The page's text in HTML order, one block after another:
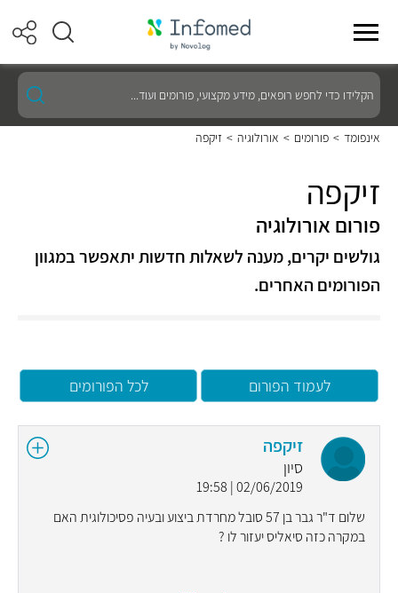
הקלידו
כדי
לחפש
רופאים,
מידע
ועוד...
אינפומד > פורומים > אורולוגיה > זיקפה
זיקפה
פורום אורולוגיה
גולשים יקרים, מענה לשאלות חדשות יתאפשר במגוון
הפורומים האחרים.
לעמוד הפורום לכל הפורומים
זיקפה
סיון
02/06/2019 | 19:58
שלום ד"ר גבר בן 57 סובל מחרדת ביצוע ובעיה פסיכולוגית האם
במקרה כזה סיאליס יעזור לו ?